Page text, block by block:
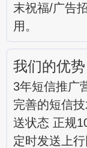
末祝福/广告
用。
我们的优势
3年短信推广
完善的短信
送状态 正规
定时发送上